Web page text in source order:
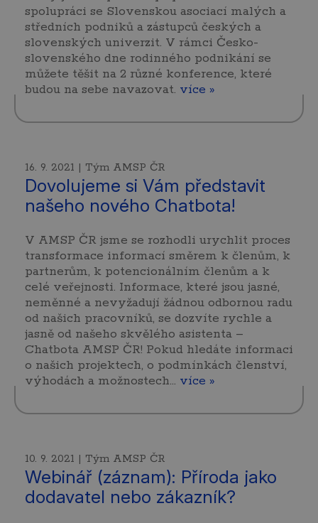
spolupráci se Slovenskou asociací malých a
středních podniků a zástupců českých a
slovenských univerzit. V rámci Česko-
slovenského dne rodinného podnikání se
můžete těšit na 2 různé konference, které
budou na sebe navazovat. více »
16. 9. 2021 | Tým AMSP ČR
Dovolujeme si Vám představit
našeho nového Chatbota!
V AMSP ČR jsme se rozhodli urychlit proces
transformace informací směrem k členům, k
partnerům, k potencionálním členům a k
celé veřejnosti. Informace, které jsou jasné,
neměnné a nevyžadují žádnou odbornou radu
od našich pracovníků, se dozvíte rychle a
jasně od našeho skvělého asistenta –
Chatbota AMSP ČR! Pokud hledáte informaci
o našich projektech, o podmínkách členství,
výhodách a možnostech... více »
10. 9. 2021 | Tým AMSP ČR
Webinář (záznam): Příroda jako
dodavatel nebo zákazník?